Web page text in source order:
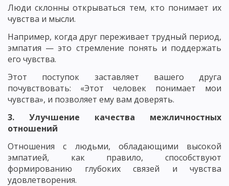
Люди склонны открываться тем, кто понимает их
чувства и мысли.
Например, когда друг переживает трудный период,
эмпатия — это стремление понять и поддержать
его чувства.
Этот поступок заставляет вашего друга
почувствовать: «Этот человек понимает мои
чувства», и позволяет ему вам доверять.
3. Улучшение качества межличностных
отношений
Отношения с людьми, обладающими высокой
эмпатией, как правило, способствуют
формированию глубоких связей и чувства
удовлетворения.